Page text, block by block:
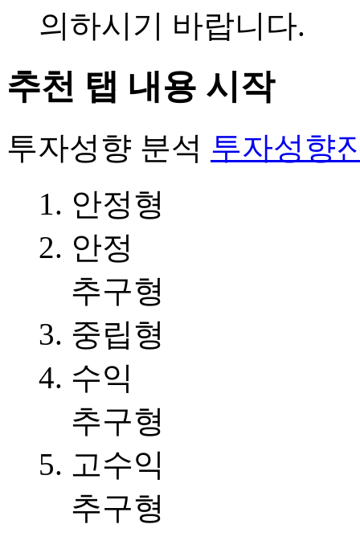
의하시기 바랍니다.
추천 탭 내용 시작
투자성향 분석 투자성향
안정형
안정
추구형
중립형
수익
추구형
고수익
추구형